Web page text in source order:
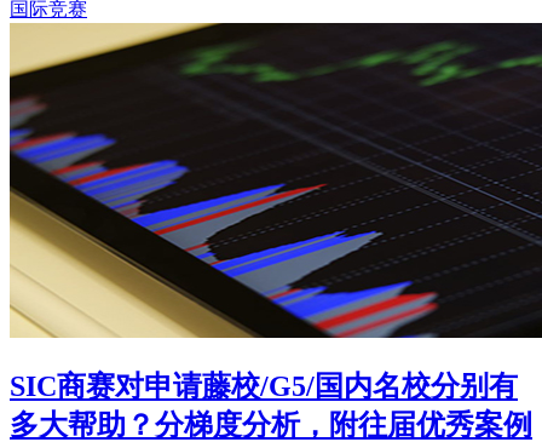
布
国际竞赛
SIC商赛对申请藤校/G5/国内名校分别有
多大帮助？分梯度分析，附往届优秀案例